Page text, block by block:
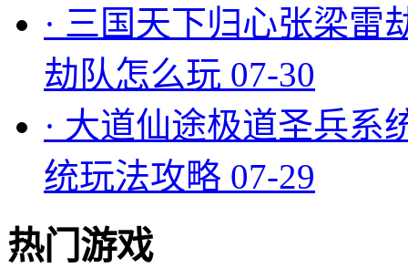
· 三国天下归心张梁雷
劫队怎么玩 07-30
· 大道仙途极道圣兵系
统玩法攻略 07-29
热门游戏